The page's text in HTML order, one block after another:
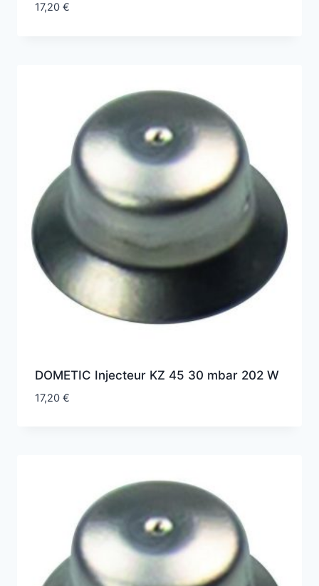
17,20 €
DOMETIC Injecteur KZ 45 30 mbar 202 W
17,20 €